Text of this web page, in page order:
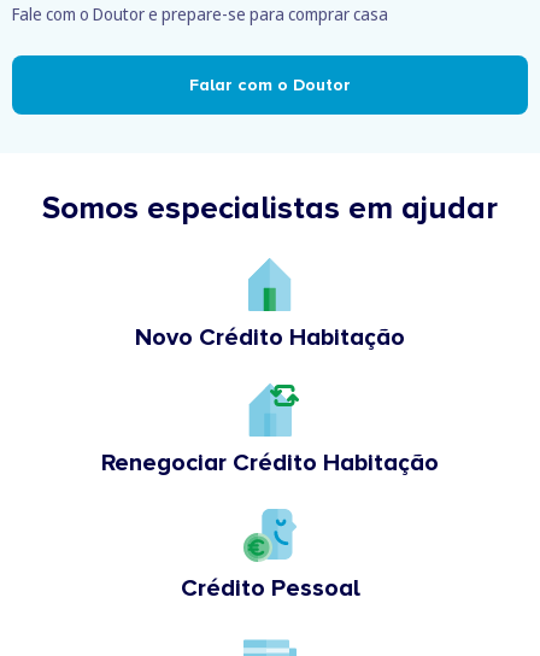
Fale com o Doutor e prepare-se para comprar casa
Falar com o Doutor
Somos especialistas em ajudar
Novo Crédito Habitação
Renegociar Crédito Habitação
Crédito Pessoal